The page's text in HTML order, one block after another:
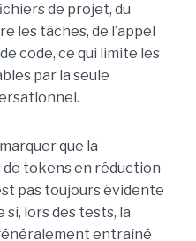
de projet, du
les tâches, de l’appel
code, ce qui limite les
par la seule
que la
tokens en réduction
pas toujours évidente
lors des tests, la
entraîné